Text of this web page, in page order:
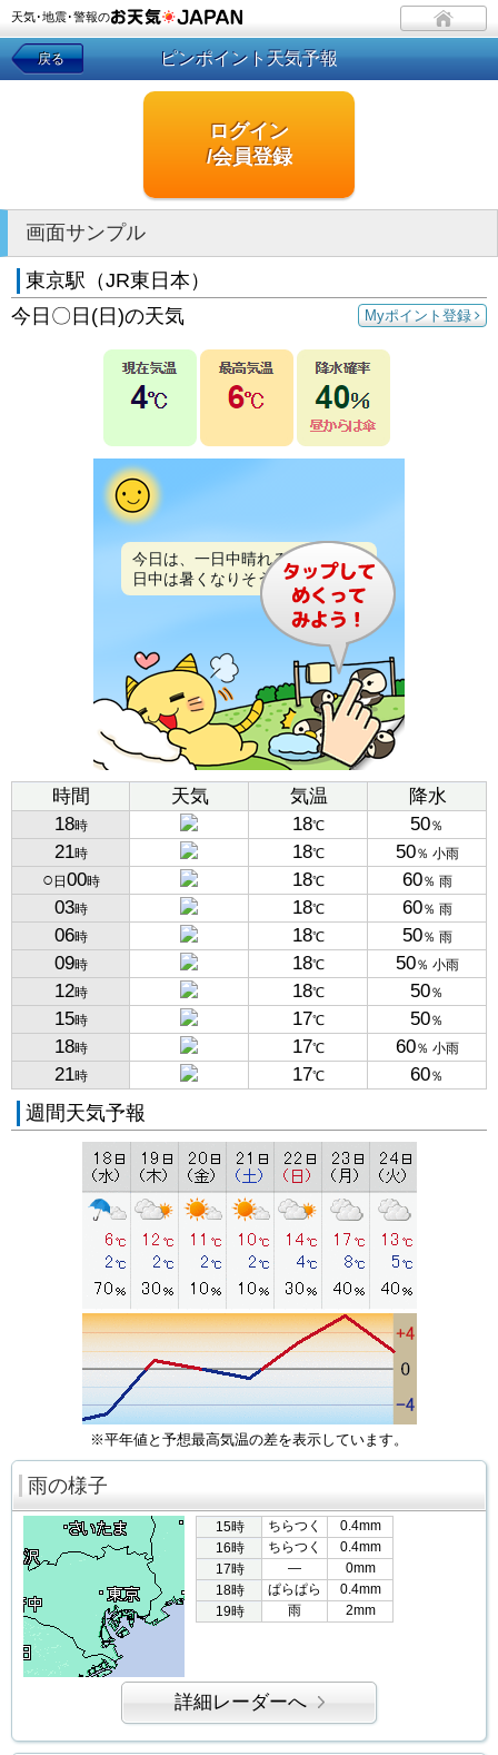
天気･地震･警報の
戻る ピンポイント天気予報
ログイン
/会員登録
画面サンプル
東京駅（JR東日本）
Myポイント登録
今日〇日(日)の天気
今日は、一日中晴れるでしょう。
日中は暑くなりそうです。
時間 天気 気温
降水
18時 18℃ 50％
21時 18℃ 50％ 小雨
○ 日 00時 18℃ 60％ 雨
03時 18℃ 60％ 雨
06時 18℃ 50％ 雨
09時 18℃ 50％ 小雨
12時 18℃ 50％
15時 17℃ 50％
18時 17℃ 60％ 小雨
21時 17℃ 60％
週間天気予報
※平年値と予想最高気温の差を表示しています。
雨の様子
15時 ちらつく
0.4mm
16時
ちらつく
0.4mm
17時
―
0mm
18時
ぱらぱら
0.4mm
19時
雨 2mm
詳細レーダーへ